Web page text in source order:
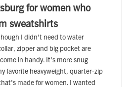
for women who
sweatshirts
I didn't need to water
zipper and big pocket are
in handy. It's more snug
favorite heavyweight, quarter-zip
made for women. I wanted